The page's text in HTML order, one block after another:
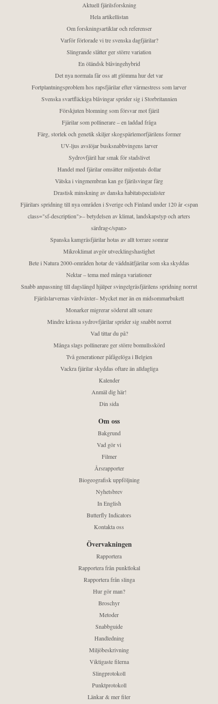
Aktuell fjärilsforskning
Hela artikellistan
Om forskningsartiklar och referenser
Varför förlorade vi tre svenska dagfjärilar?
Slingrande slåtter ger större variation
En öländsk blåvingehybrid
Det nya normala får oss att glömma hur det var
Fortplantningsproblem hos rapsfjärilar efter värmestress som larver
Svenska svartfläckiga blåvingar sprider sig i Storbritannien
Förskjuten blomning som försvar mot fjäril
Fjärilar som pollinerare – en laddad fråga
Färg, storlek och genetik skiljer skogspärlemorfjärilens former
UV-ljus avslöjar busksnabbvingens larver
Sydrovfjäril har smak för stadslivet
Handel med fjärilar omsätter miljontals dollar
Vätska i vingmembran kan ge fjärilsvingar färg
Drastisk minskning av danska habitatspecialister
Fjärilars spridning till nya områden i Sverige och Finland under 120 år <span
class="sf-description">– betydelsen av klimat, landskapstyp och arters
särdrag</span>
Spanska kamgräsfjärilar hotas av allt torrare somrar
Mikroklimat avgör utvecklingshastighet
Bete i Natura 2000-områden hotar de väddnätfjärilar som ska skyddas
Nektar – tema med många variationer
Snabb anpassning till dagslängd hjälper svingelgräsfjärilens spridning norrut
Fjärilslarvernas värdväxter– Mycket mer än en midsommarbukett
Monarker migrerar söderut allt senare
Mindre kräsna sydrovfjärilar sprider sig snabbt norrut
Vad tittar du på?
Många slags pollinerare ger större bomullsskörd
Två generationer påfågelöga i Belgien
Vackra fjärilar skyddas oftare än alldagliga
Kalender
Anmäl dig här!
Din sida
Om oss
Bakgrund
Vad gör vi
Filmer
Årsrapporter
Biogeografisk uppföljning
Nyhetsbrev
In English
Butterfly Indicators
Kontakta oss
Övervakningen
Rapportera
Rapportera från punktlokal
Rapportera från slinga
Hur gör man?
Broschyr
Metoder
Snabbguide
Handledning
Miljöbeskrivning
Viktigaste filerna
Slingprotokoll
Punktprotokoll
Länkar & mer filer